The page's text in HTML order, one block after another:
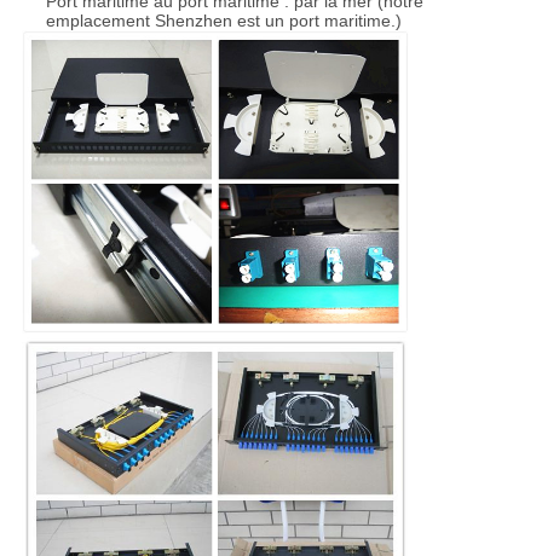
emplacement Shenzhen est un port maritime.)